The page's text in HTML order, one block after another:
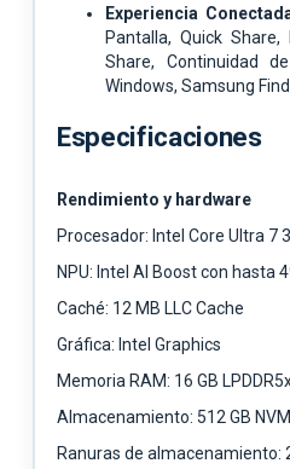
Experiencia
Pantalla, Quick Share,
Share, Continuidad
Windows, Samsung
Especificaciones
Rendimiento y hardware
Procesador: Intel Core Ultra 7
NPU: Intel AI Boost con hasta
Caché: 12 MB LLC Cache
Gráfica: Intel Graphics
Memoria RAM: 16 GB
Almacenamiento: 512 GB
Ranuras de almacenamiento: